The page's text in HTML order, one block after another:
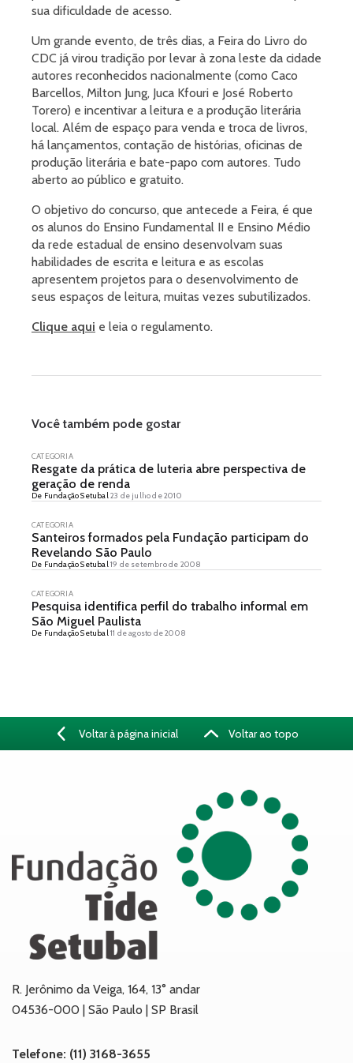
sua dificuldade de acesso.
Um grande evento, de três dias, a Feira do Livro do
CDC já virou tradição por levar à zona leste da cidade
autores reconhecidos nacionalmente (como Caco
Barcellos, Milton Jung, Juca Kfouri e José Roberto
Torero) e incentivar a leitura e a produção literária
local. Além de espaço para venda e troca de livros,
há lançamentos, contação de histórias, oficinas de
produção literária e bate-papo com autores. Tudo
aberto ao público e gratuito.
O objetivo do concurso, que antecede a Feira, é que
os alunos do Ensino Fundamental II e Ensino Médio
da rede estadual de ensino desenvolvam suas
habilidades de escrita e leitura e as escolas
apresentem projetos para o desenvolvimento de
seus espaços de leitura, muitas vezes subutilizados.
Clique aqui e leia o regulamento.
Você também pode gostar
CATEGORIA
Resgate da prática de luteria abre perspectiva de
geração de renda
De Fundação Setubal23 de julho de 2010
CATEGORIA
Santeiros formados pela Fundação participam do
Revelando São Paulo
De Fundação Setubal19 de setembro de 2008
CATEGORIA
Pesquisa identifica perfil do trabalho informal em
São Miguel Paulista
De Fundação Setubal11 de agosto de 2008
Voltar à página inicial Voltar ao topo
R. Jerônimo da Veiga, 164, 13° andar
04536-000 | São Paulo | SP Brasil
Telefone: (11) 3168-3655